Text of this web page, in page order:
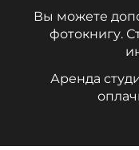
Вы можете
фотокнигу.
Аренда